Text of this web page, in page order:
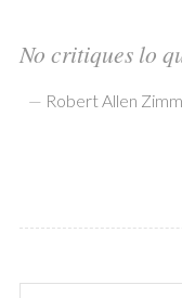
No critiques lo
— Robert Allen